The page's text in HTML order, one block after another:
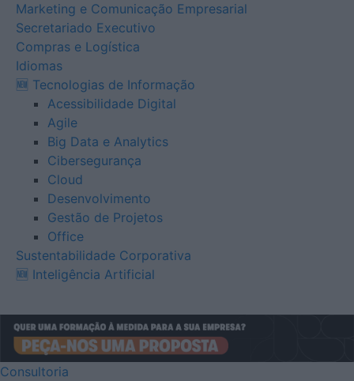
Marketing e Comunicação Empresarial
Secretariado Executivo
Compras e Logística
Idiomas
🆕 Tecnologias de Informação
Acessibilidade Digital
Agile
Big Data e Analytics
Cibersegurança
Cloud
Desenvolvimento
Gestão de Projetos
Office
Sustentabilidade Corporativa
🆕 Inteligência Artificial
Consultoria